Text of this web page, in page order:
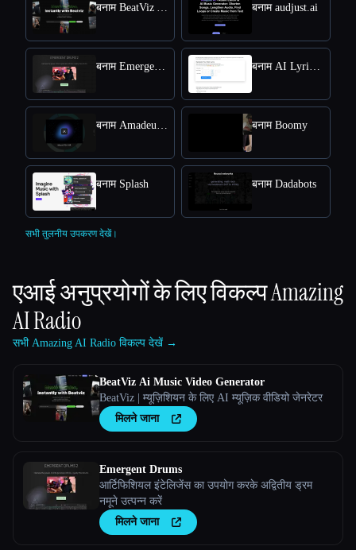
बनाम audjust.ai
बनाम Boomy
बनाम Splash बनाम Dadabots
सभी तुलनीय उपकरण देखें।
एआई अनुप्रयोगों के लिए विकल्पAmazing
AI Radio
सभी Amazing AI Radio विकल्प देखें →
BeatViz Ai Music Video Generator
BeatViz | म्यूज़िशियन के लिए AI म्यूज़िक वीडियो जेनरेटर
मिलने जाना
Emergent Drums
आर्टिफिशियल इंटेलिजेंस का उपयोग करके अद्वितीय ड्रम
नमूने उत्पन्न करें
मिलने जाना